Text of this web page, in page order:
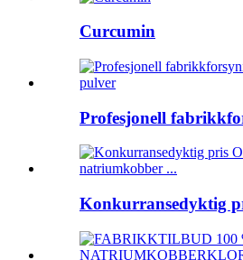
Curcumin
Profesjonell
Konkurransedyktig